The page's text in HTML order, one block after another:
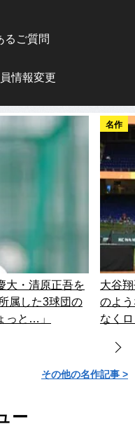
るご質問
情報変更
大・清原正吾を
属した3球団の
っと…」
名作
大谷
のよ
なく
その他の名作記事 >
ー